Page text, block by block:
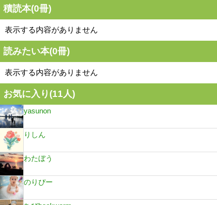
積読本(0冊)
表示する内容がありません
読みたい本(0冊)
表示する内容がありません
お気に入り(11人)
yasunon
りしん
わたぼう
のりぴー